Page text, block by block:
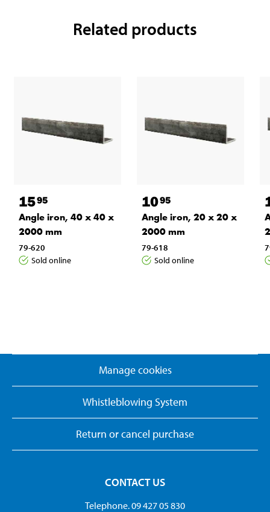
Related products
1595
Angle iron, 40 x 40 x
2000 mm
79-620
Sold online
1095
Angle iron, 20 x 20 x
2000 mm
79-618
Sold online
Manage cookies
Whistleblowing System
Return or cancel purchase
CONTACT US
Telephone. 09 427 05 830